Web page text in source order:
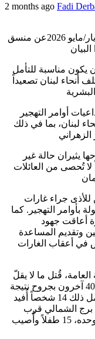
2 months ago Fadi
) صدر في ، 29 أيار/مايو 2026عن منسق
يكون مناسبة للتأمل
أنحاء لبنان تصعيداً
أوامر التهجير
لبنان، بما في ذلك
يثيران حالة غير
لا تُحصى من العائلات
جراء غارات
بأوامر التهجير. كما
أعاقت جهود
وتقديم المساعدة
في أعقاب الغارات
قُتل ما لا يقلّ
عن 31 شخصاً، بينهم نساء وأطفال، وأصيب 40 آخرون بجروح نتيجة
الأعمال العدائية في 26 أيار/مايو وحده. ويشمل ذلك 14 شخصاً أُفيد
برج الشمالي قرب
مدينة صور. كما قُتل خلال الأسبوع الماضي وحده، 15 طفلاً وأُصيب